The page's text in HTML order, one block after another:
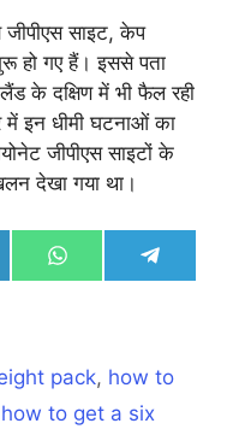
जीपीएस साइट, केप
हो गए हैं। इससे पता
के दक्षिण में भी फैल रही
में इन धीमी घटनाओं का
जीपीएस साइटों के
देखा गया था।
Share
on
Share
on
pack, how to
how to get a six